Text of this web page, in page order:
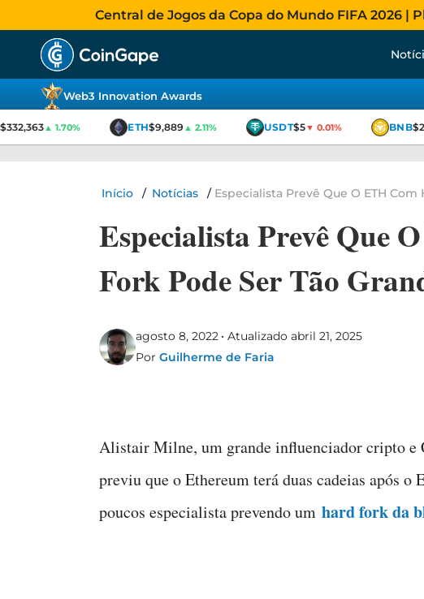
Central de Jogos da Copa do Mundo FIFA 2026 |
Web3 Innovation Awards
▲ 1.70% ETH$9,889▲ 2.11% USDT$5▼ 0.01% BNB
Início / Notícias / Especialista Prevê Que O ETH
Especialista Prevê Que
Fork Pode Ser Tão
agosto 8, 2022
Atualizado abril 21, 2025
Por Guilherme de Faria
Alistair Milne, um grande influenciador cripto
previu que o Ethereum terá duas cadeias após
poucos especialista prevendo um hard fork da